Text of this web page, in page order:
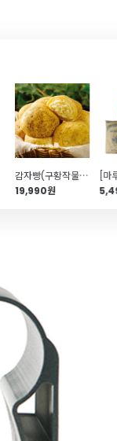
감자빵(구황작물빵 생지\/15개입)
19,990원
TOP50특가/혜택